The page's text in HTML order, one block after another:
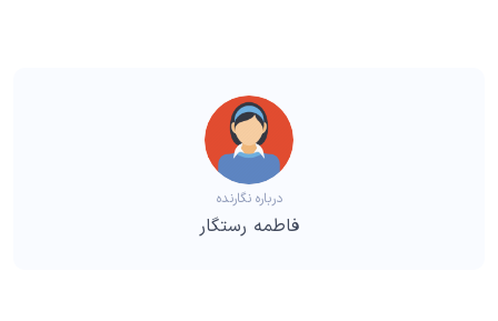
درباره نگارنده
فاطمه رستگار